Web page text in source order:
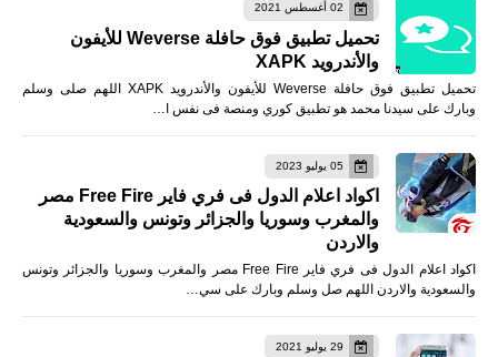
02 أغسطس 2021
تحميل تطبيق فوق حافلة Weverse للأيفون
والأندرويد XAPK
تحميل تطبيق فوق حافلة Weverse للأيفون والأندرويد XAPK اللهم صلى وسلم
وبارك على سيدنا محمد هو تطبيق كوري ومنصة فى نفس ا…
05 يوليو 2023
اكواد اعلام الدول فى فري فاير Free Fire مصر
والمغرب وسوريا والجزائر وتونس والسعودية
والاردن
اكواد اعلام الدول فى فري فاير Free Fire مصر والمغرب وسوريا والجزائر وتونس
والسعودية والاردن اللهم صل وسلم وبارك على سي…
29 يوليو 2021